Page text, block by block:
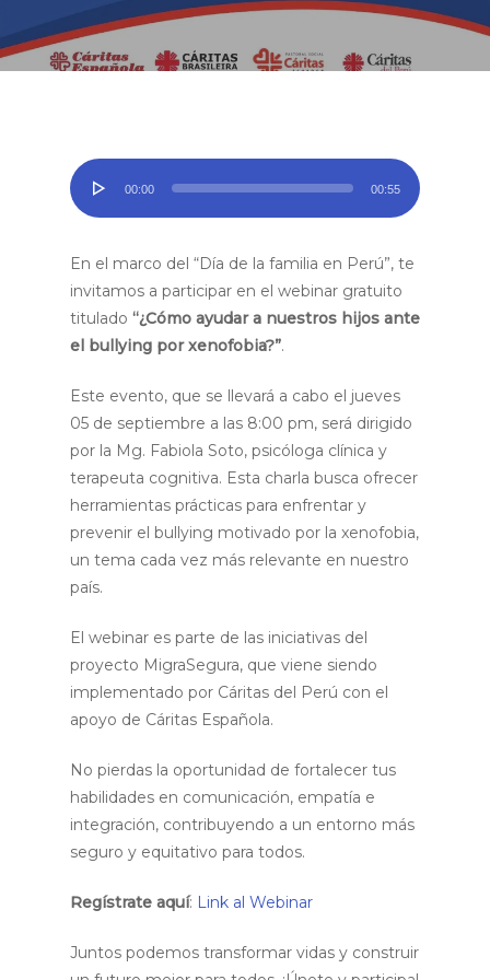
Reproductor
de
00:00 00:55
En el marco del “Día de la familia en Perú”, te
invitamos a participar en el webinar gratuito
titulado “¿Cómo ayudar a nuestros hijos ante
el bullying por xenofobia?”.
Este evento, que se llevará a cabo el jueves
05 de septiembre a las 8:00 pm, será dirigido
por la Mg. Fabiola Soto, psicóloga clínica y
terapeuta cognitiva. Esta charla busca ofrecer
herramientas prácticas para enfrentar y
prevenir el bullying motivado por la xenofobia,
un tema cada vez más relevante en nuestro
país.
El webinar es parte de las iniciativas del
proyecto MigraSegura, que viene siendo
implementado por Cáritas del Perú con el
apoyo de Cáritas Española.
No pierdas la oportunidad de fortalecer tus
habilidades en comunicación, empatía e
integración, contribuyendo a un entorno más
seguro y equitativo para todos.
Regístrate aquí: Link al Webinar
Juntos podemos transformar vidas y construir